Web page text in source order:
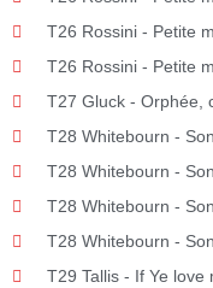
T26 Rossini - Petite
T26 Rossini - Petite
T27 Gluck - Orphée,
T28 Whitebourn -
T28 Whitebourn -
T28 Whitebourn -
T28 Whitebourn -
T29 Tallis - If Ye love